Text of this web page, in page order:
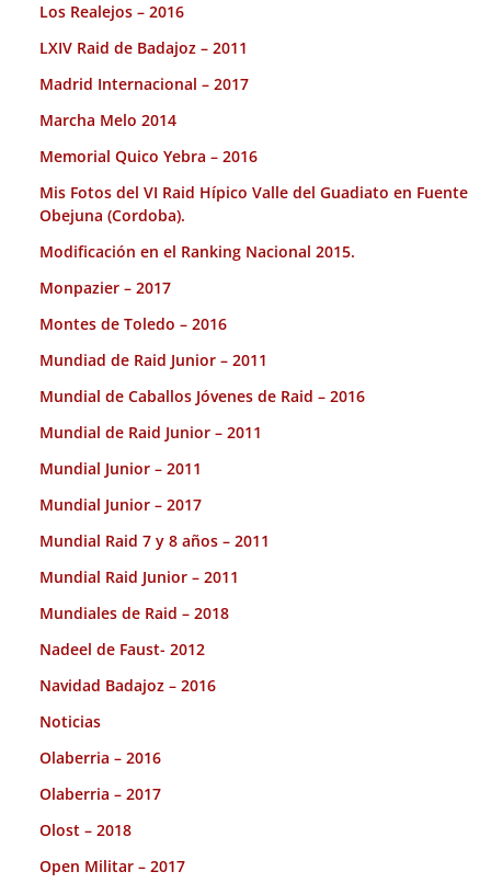
Los Realejos – 2016
LXIV Raid de Badajoz – 2011
Madrid Internacional – 2017
Marcha Melo 2014
Memorial Quico Yebra – 2016
Mis Fotos del VI Raid Hípico Valle del Guadiato en Fuente
Obejuna (Cordoba).
Modificación en el Ranking Nacional 2015.
Monpazier – 2017
Montes de Toledo – 2016
Mundiad de Raid Junior – 2011
Mundial de Caballos Jóvenes de Raid – 2016
Mundial de Raid Junior – 2011
Mundial Junior – 2011
Mundial Junior – 2017
Mundial Raid 7 y 8 años – 2011
Mundial Raid Junior – 2011
Mundiales de Raid – 2018
Nadeel de Faust- 2012
Navidad Badajoz – 2016
Noticias
Olaberria – 2016
Olaberria – 2017
Olost – 2018
Open Militar – 2017